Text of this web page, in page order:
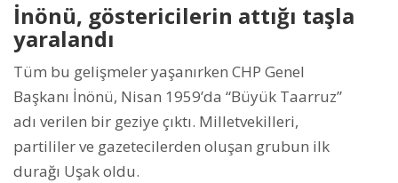
İnönü, göstericilerin attığı taşla
yaralandı
Tüm bu gelişmeler yaşanırken CHP Genel
Başkanı İnönü, Nisan 1959’da “Büyük Taarruz”
adı verilen bir geziye çıktı. Milletvekilleri,
partililer ve gazetecilerden oluşan grubun ilk
durağı Uşak oldu.